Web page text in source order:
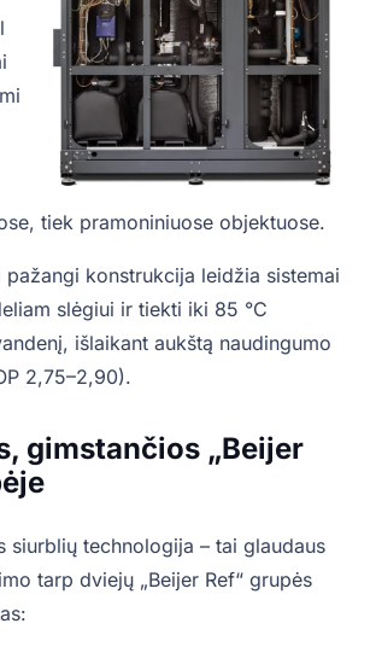
tiek pramoniniuose objektuose.
pažangi konstrukcija leidžia sistemai
slėgiui ir tiekti iki 85 °C
išlaikant aukštą naudingumo
2,75–2,90).
gimstančios „Beijer
siurblių technologija – tai glaudaus
tarp dviejų „Beijer Ref“ grupės